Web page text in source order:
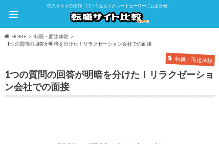
求人サイトの評判・口コミならリクルートヒーローにおまかせ！
HOME
転職・面接体験
1つの質問の回答が明暗を分けた！リラクゼーション会社での面接
転職・面接体験
1つの質問の回答が明暗を分けた！リラクゼーショ
ン会社での面接